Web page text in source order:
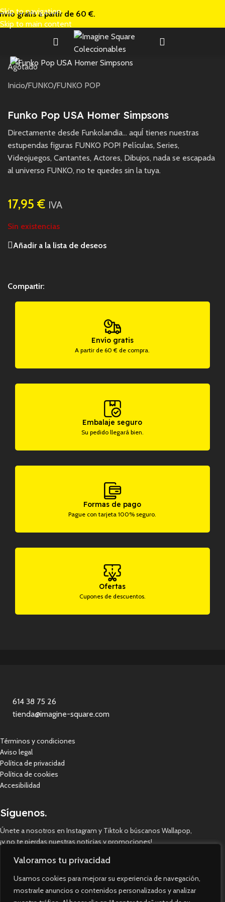
Valoramos tu privacidad
Usamos cookies para mejorar su experiencia de navegación,
mostrarle anuncios o contenidos personalizados y analizar
Skip to navigation
Skip to main content
gratis apartir de 60 €.
Agotado
Inicio/FUNKO/FUNKO POP
Funko Pop USA Homer Simpsons
Directamente desde Funkolandia… aquÍ tienes nuestras
estupendas figuras FUNKO POP! Películas, Series,
Videojuegos, Cantantes, Actores, Dibujos, nada se escapada
al universo FUNKO, no te quedes sin la tuya.
17,95 € IVA
Sin existencias
Añadir a la lista de deseos
Compartir:
Envío gratis
A partir de 60 € de compra.
Embalaje seguro
Su pedido llegará bien.
Formas de pago
Pague con tarjeta 100% seguro.
Ofertas
Cupones de descuentos.
614 38 75 26
tienda@imagine-square.com
Términos y condiciones
Aviso legal
Política de privacidad
Política de cookies
Accesibilidad
Síguenos.
Únete a nosotros en Instagram y Tiktok o búscanos Wallapop,
¡y no te pierdas nuestras noticias y promociones!